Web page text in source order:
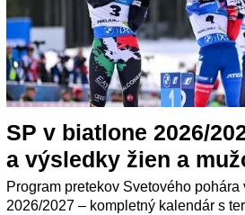
SP v biatlone 2026/
a výsledky žien a
Program pretekov Svetového
2026/2027 – kompletný kalendár s